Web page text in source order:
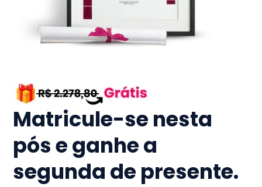
Matricule-se nesta
pós e ganhe a
segunda de presente.